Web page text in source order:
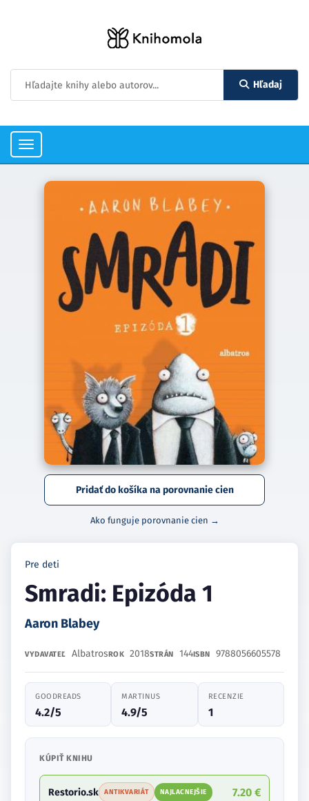
Hľadaj
Toggle
navigation
Pridať do košíka na porovnanie cien
Ako funguje porovnanie cien →
Pre deti
Smradi: Epizóda 1
Aaron Blabey
VYDAVATEĽ AlbatrosROK 2018STRÁN 144ISBN 9788056605578
GOODREADS
4.2/5
MARTINUS
4.9/5
RECENZIE
1
KÚPIŤ KNIHU
Restorio.sk ANTIKVARIÁT NAJLACNEJŠIE 7.20 €